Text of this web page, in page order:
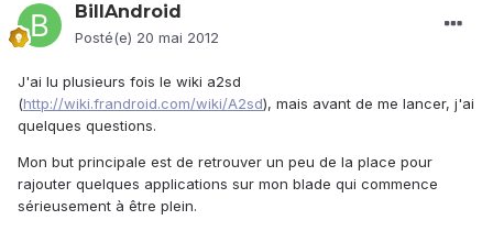
BillAndroid
Posté(e) 20 mai 2012
J'ai lu plusieurs fois le wiki a2sd
(http://wiki.frandroid.com/wiki/A2sd), mais avant de me lancer, j'ai
quelques questions.
Mon but principale est de retrouver un peu de la place pour
rajouter quelques applications sur mon blade qui commence
sérieusement à être plein.